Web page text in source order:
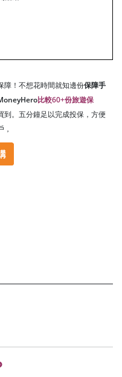
障！不想花時間就知邊份保障手
比較60+份旅遊保
到。五分鐘足以完成投保，方便